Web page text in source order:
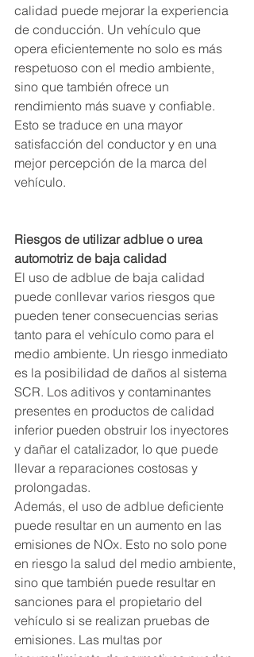
calidad puede mejorar la experiencia
de conducción. Un vehículo que
opera eficientemente no solo es más
respetuoso con el medio ambiente,
sino que también ofrece un
rendimiento más suave y confiable.
Esto se traduce en una mayor
satisfacción del conductor y en una
mejor percepción de la marca del
vehículo.
Riesgos de utilizar adblue o urea
automotriz de baja calidad
El uso de adblue de baja calidad
puede conllevar varios riesgos que
pueden tener consecuencias serias
tanto para el vehículo como para el
medio ambiente. Un riesgo inmediato
es la posibilidad de daños al sistema
SCR. Los aditivos y contaminantes
presentes en productos de calidad
inferior pueden obstruir los inyectores
y dañar el catalizador, lo que puede
llevar a reparaciones costosas y
prolongadas.
Además, el uso de adblue deficiente
puede resultar en un aumento en las
emisiones de NOx. Esto no solo pone
en riesgo la salud del medio ambiente,
sino que también puede resultar en
sanciones para el propietario del
vehículo si se realizan pruebas de
emisiones. Las multas por